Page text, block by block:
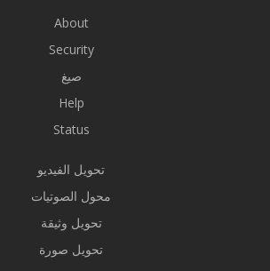
About
Security
صيغ
Help
Status
تحويل الفيديو
محول الصوتيات
تحويل وثيقة
تحويل صورة